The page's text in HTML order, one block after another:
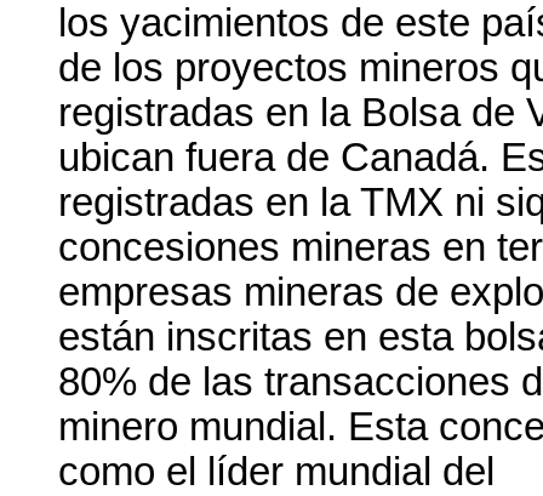
los yacimientos de este
de los proyectos mineros
registradas en la Bolsa de
ubican fuera de Canadá.
registradas en la TMX ni
concesiones mineras en
empresas mineras de
están inscritas en esta
80% de las transacciones
minero mundial. Esta
como el líder mundial del